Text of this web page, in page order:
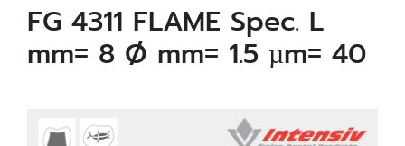
FG 4311 FLAME Spec. L
mm= 8 Ø mm= 1.5 µm= 40